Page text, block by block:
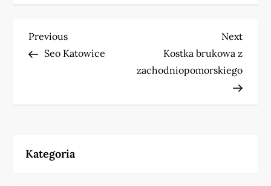
N
a
g
Previous
Post
Previous
Seo Katowice
Next
Post
Next
Kostka brukowa z
zachodniopomorskiego
Kategoria